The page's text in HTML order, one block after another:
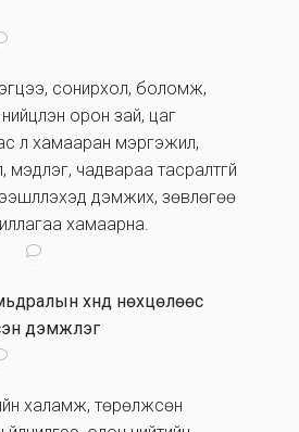
сонирхол, боломж,
орон зай, цаг
үл хамааран мэргэжил,
чадвараа тасралтгүй
дэмжих, зөвлөгөө
хамаарна.
хүнд нөхцөлөөс
дэмжлэг
халамж, төрөлжсөн